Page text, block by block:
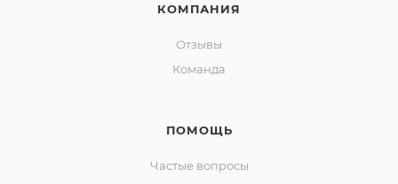
КОМПАНИЯ
Отзывы
Команда
ПОМОЩЬ
Частые вопросы